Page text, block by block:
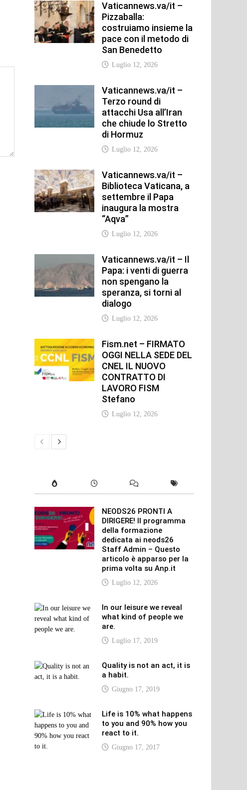
Vaticannews.va/it –
Pizzaballa:
costruiamo insieme la
pace con il metodo di
San Benedetto
Luglio 12, 2026
Vaticannews.va/it –
Terzo round di
attacchi Usa all’Iran
che chiude lo Stretto
di Hormuz
Luglio 12, 2026
Vaticannews.va/it –
Biblioteca Vaticana, a
settembre il Papa
inaugura la mostra
“Aqva”
Luglio 12, 2026
Vaticannews.va/it – Il
Papa: i venti di guerra
non spengano la
speranza, si torni al
dialogo
Luglio 12, 2026
Fism.net – FIRMATO
OGGI NELLA SEDE DEL
CNEL IL NUOVO
CONTRATTO DI
LAVORO FISM
Stefano
Luglio 12, 2026
NEODS26 PRONTI A
DIRIGERE! Il programma
della formazione
dedicata ai neods26
Staff Admin – Questo
articolo è apparso per la
prima volta su Anp.it
Luglio 12, 2026
In our leisure we reveal
what kind of people we
are.
Luglio 17, 2019
Quality is not an act, it is
a habit.
Giugno 17, 2019
Life is 10% what happens
to you and 90% how you
react to it.
Giugno 17, 2017